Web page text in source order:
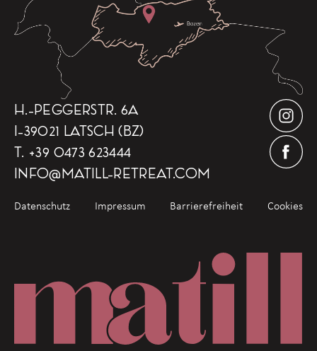
H.-PEGGERSTR. 6A
I-39021 LATSCH (BZ)
T. +39 0473 623444
INFO@MATILL-RETREAT.COM
Datenschutz Impressum Barrierefreiheit Cookies